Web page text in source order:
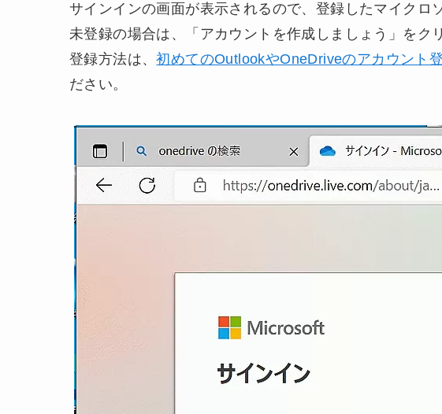
サインインの画面が表示されるので、登録したマイクロ
未登録の場合は、「アカウントを作成しましょう」をク
登録方法は、初めてのOutlookやOneDriveのアカウント
ださい。